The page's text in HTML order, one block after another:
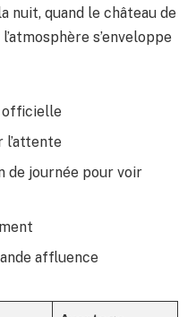
nuit, quand le château de
s’enveloppe
officielle
l’attente
de journée pour voir
affluence